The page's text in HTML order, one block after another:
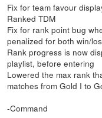
Fix for team favour
Ranked TDM
Fix for rank point bug
penalized for both win/
Rank progress is now
playlist, before entering
Lowered the max rank
matches from Gold I to
-Command